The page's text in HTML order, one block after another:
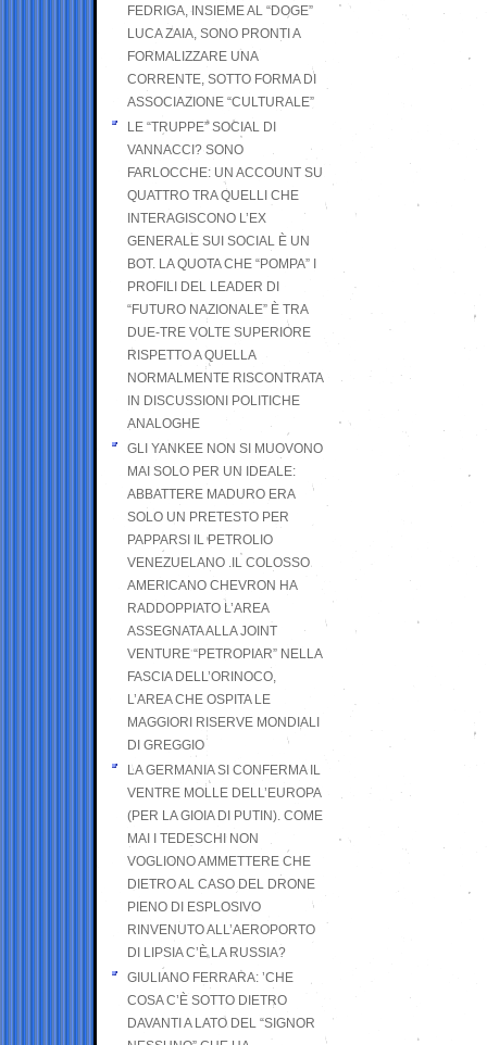
FEDRIGA, INSIEME AL “DOGE”
LUCA ZAIA, SONO PRONTI A
FORMALIZZARE UNA
CORRENTE, SOTTO FORMA DI
ASSOCIAZIONE “CULTURALE”
LE “TRUPPE” SOCIAL DI
VANNACCI? SONO
FARLOCCHE: UN ACCOUNT SU
QUATTRO TRA QUELLI CHE
INTERAGISCONO L’EX
GENERALE SUI SOCIAL È UN
BOT. LA QUOTA CHE “POMPA” I
PROFILI DEL LEADER DI
“FUTURO NAZIONALE” È TRA
DUE-TRE VOLTE SUPERIORE
RISPETTO A QUELLA
NORMALMENTE RISCONTRATA
IN DISCUSSIONI POLITICHE
ANALOGHE
GLI YANKEE NON SI MUOVONO
MAI SOLO PER UN IDEALE:
ABBATTERE MADURO ERA
SOLO UN PRETESTO PER
PAPPARSI IL PETROLIO
VENEZUELANO .IL COLOSSO
AMERICANO CHEVRON HA
RADDOPPIATO L’AREA
ASSEGNATA ALLA JOINT
VENTURE “PETROPIAR” NELLA
FASCIA DELL’ORINOCO,
L’AREA CHE OSPITA LE
MAGGIORI RISERVE MONDIALI
DI GREGGIO
LA GERMANIA SI CONFERMA IL
VENTRE MOLLE DELL’EUROPA
(PER LA GIOIA DI PUTIN). COME
MAI I TEDESCHI NON
VOGLIONO AMMETTERE CHE
DIETRO AL CASO DEL DRONE
PIENO DI ESPLOSIVO
RINVENUTO ALL’AEROPORTO
DI LIPSIA C’È LA RUSSIA?
GIULIANO FERRARA: ’CHE
COSA C’È SOTTO DIETRO
DAVANTI A LATO DEL “SIGNOR